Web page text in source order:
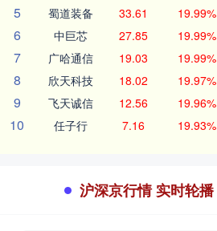
5 蜀道装备 33.61 19.99%
6 中巨芯 27.85 19.99%
7 广哈通信 19.03 19.99%
8 欣天科技 18.02 19.97%
9 飞天诚信 12.56 19.96%
10 任子行 7.16 19.93%
沪深京行情 实时轮播